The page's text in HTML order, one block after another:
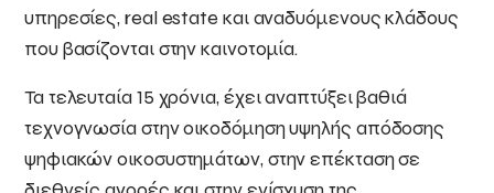
υπηρεσίες, real estate και αναδυόμενους κλάδους
που βασίζονται στην καινοτομία.
Τα τελευταία 15 χρόνια, έχει αναπτύξει βαθιά
τεχνογνωσία στην οικοδόμηση υψηλής απόδοσης
ψηφιακών οικοσυστημάτων, στην επέκταση σε